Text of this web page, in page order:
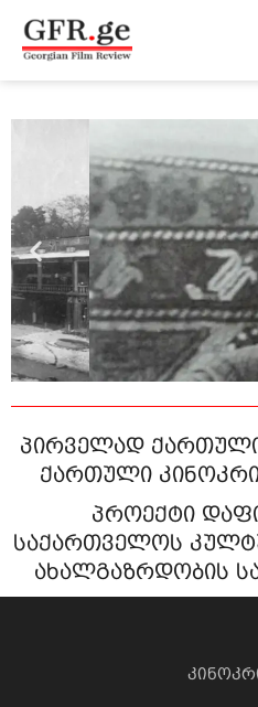
გადასვლა
პირველად
ქართული
პროექტი
საქართველოს
ახალგაზრდობის